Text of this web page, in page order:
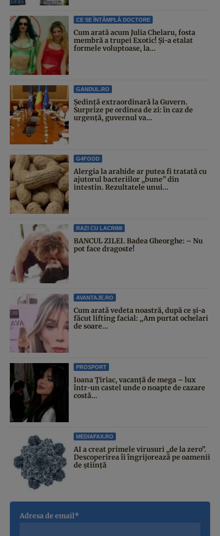
CE SE ÎNTÂMPLĂ DOCTORE
Cum arată acum Julia Chelaru, fosta
membră a trupei Exotic! Și-a etalat
formele voluptoase, la...
GANDUL.RO
Şedinţă extraordinară la Guvern.
Surprize pe ordinea de zi: în caz de
urgență, guvernul va...
G4FOOD
Alergia la arahide ar putea fi tratată cu
ajutorul bacteriilor „bune” din
intestin. Rezultatele unui...
RAZI CU LACRIMI
BANCUL ZILEI. Badea Gheorghe: – Nu
pot face dragoste!
AVANTAJE.RO
Cum arată vedeta noastră, după ce și-a
făcut lifting facial: „Am purtat ochelari
de soare...
PROSPORT
Ioana Țiriac, vacanță de mega – lux
într-un castel unde o noapte de cazare
costă...
MEDIAFAX.RO
AI a creat primele virusuri „de la zero”.
Descoperirea îi îngrijorează pe oamenii
de știință
Adresa de email*